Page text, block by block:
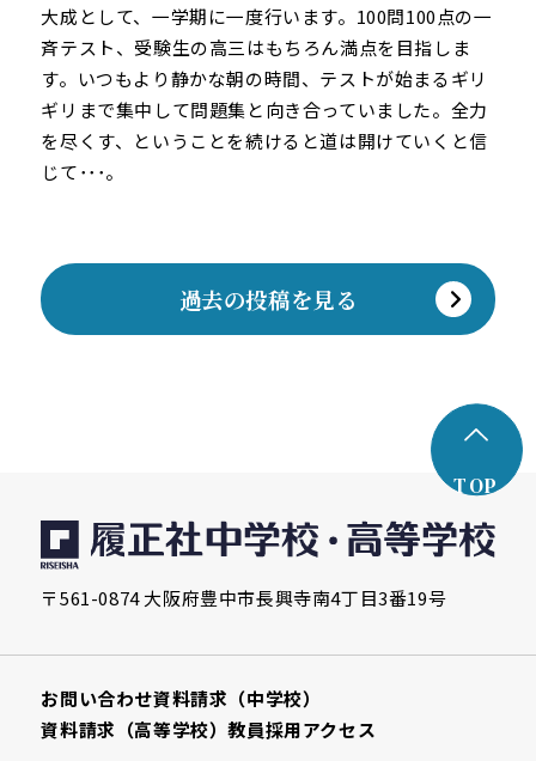
大成として、一学期に一度行います。100問100点の一
斉テスト、受験生の高三はもちろん満点を目指しま
す。いつもより静かな朝の時間、テストが始まるギリ
ギリまで集中して問題集と向き合っていました。全力
を尽くす、ということを続けると道は開けていくと信
じて･･･。
過去の投稿を見る
TOP
〒561-0874 大阪府豊中市長興寺南4丁目3番19号
お問い合わせ資料請求（中学校）
資料請求（高等学校）教員採用アクセス